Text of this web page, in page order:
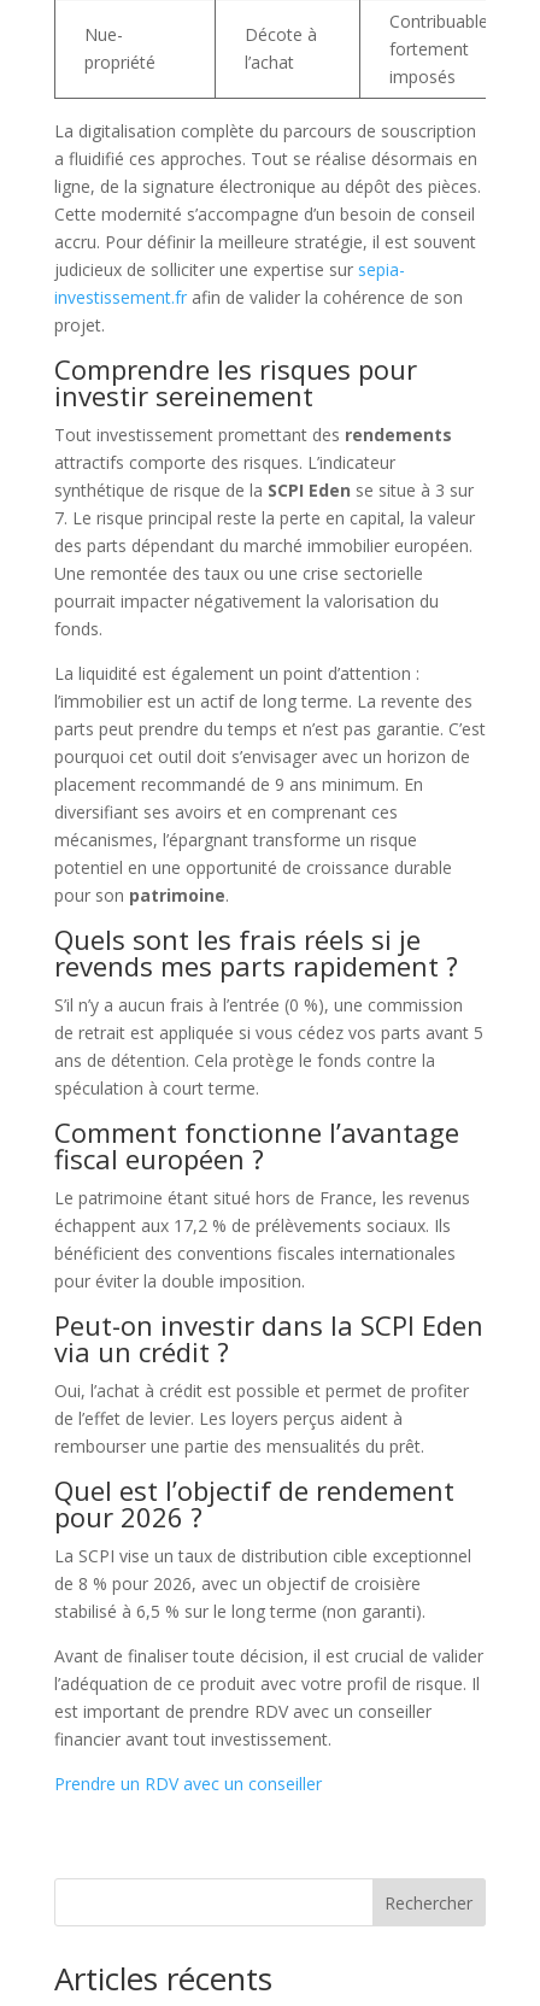
Nue-
propriété
Décote à
l’achat
Contribuables
fortement
imposés
La digitalisation complète du parcours de souscription
a fluidifié ces approches. Tout se réalise désormais en
ligne, de la signature électronique au dépôt des pièces.
Cette modernité s’accompagne d’un besoin de conseil
accru. Pour définir la meilleure stratégie, il est souvent
judicieux de solliciter une expertise sur sepia-
investissement.frafin de valider la cohérence de son
projet.
Comprendre les risques pour
investir sereinement
Tout investissement promettant des rendements
attractifs comporte des risques. L’indicateur
synthétique de risque de la SCPI Eden se situe à 3 sur
7. Le risque principal reste la perte en capital, la valeur
des parts dépendant du marché immobilier européen.
Une remontée des taux ou une crise sectorielle
pourrait impacter négativement la valorisation du
fonds.
La liquidité est également un point d’attention :
l’immobilier est un actif de long terme. La revente des
parts peut prendre du temps et n’est pas garantie. C’est
pourquoi cet outil doit s’envisager avec un horizon de
placement recommandé de 9 ans minimum. En
diversifiant ses avoirs et en comprenant ces
mécanismes, l’épargnant transforme un risque
potentiel en une opportunité de croissance durable
pour son patrimoine.
Quels sont les frais réels si je
revends mes parts rapidement ?
S’il n’y a aucun frais à l’entrée (0 %), une commission
de retrait est appliquée si vous cédez vos parts avant 5
ans de détention. Cela protège le fonds contre la
spéculation à court terme.
Comment fonctionne l’avantage
fiscal européen ?
Le patrimoine étant situé hors de France, les revenus
échappent aux 17,2 % de prélèvements sociaux. Ils
bénéficient des conventions fiscales internationales
pour éviter la double imposition.
Peut-on investir dans la SCPI Eden
via un crédit ?
Oui, l’achat à crédit est possible et permet de profiter
de l’effet de levier. Les loyers perçus aident à
rembourser une partie des mensualités du prêt.
Quel est l’objectif de rendement
pour 2026 ?
La SCPI vise un taux de distribution cible exceptionnel
de 8 % pour 2026, avec un objectif de croisière
stabilisé à 6,5 % sur le long terme (non garanti).
Avant de finaliser toute décision, il est crucial de valider
l’adéquation de ce produit avec votre profil de risque. Il
est important de prendre RDV avec un conseiller
financier avant tout investissement.
Prendre un RDV avec un conseiller
Rechercher
Articles récents